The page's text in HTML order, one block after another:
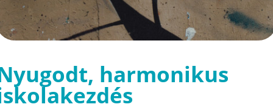
harmonikus